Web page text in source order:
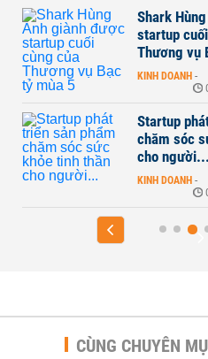
Shark
startup
Thương vụ
KINH DOANH -
Startup
chăm sóc
cho người...
KINH DOANH -
CÙNG CHUYÊN